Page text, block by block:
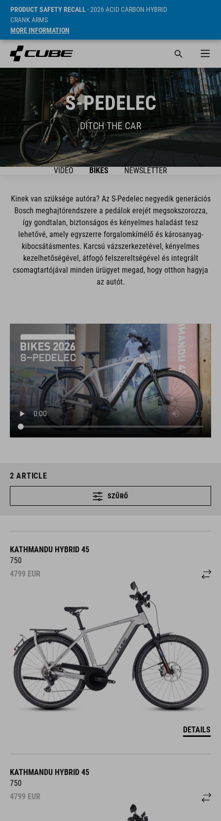
PRODUCT SAFETY RECALL- 2026 ACID CARBON HYBRID
CRANK ARMS
MORE INFORMATION
S-PEDELEC
DITCH THE CAR
VIDEO BIKES NEWSLETTER
Kinek van szüksége autóra? Az S-Pedelec negyedik generációs
Bosch meghajtórendszere a pedálok erejét megsokszorozza,
így gondtalan, biztonságos és kényelmes haladást tesz
lehetővé, amely egyszerre forgalomkímélő és károsanyag-
kibocsátásmentes. Karcsú vázszerkezetével, kényelmes
kezelhetőségével, átfogó felszereltségével és integrált
csomagtartójával minden ürügyet megad, hogy otthon hagyja
az autót.
2 ARTICLE
SZŰRŐ
KATHMANDU HYBRID 45
750
4799 EUR
DETAILS
KATHMANDU HYBRID 45
750
4799 EUR